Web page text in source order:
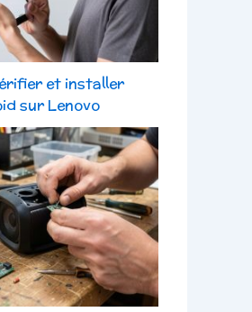
et installer
sur Lenovo